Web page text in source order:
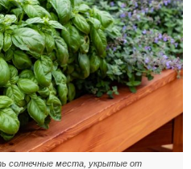
солнечные места, укрытые от